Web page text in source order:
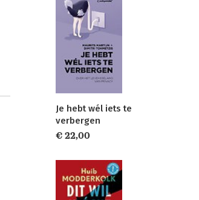
Je hebt wél iets te
verbergen
€ 22,00